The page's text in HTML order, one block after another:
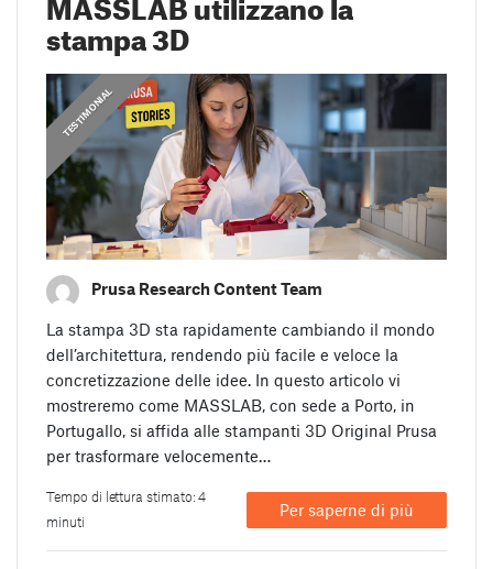
stampa 3D
PRUSA STORIES
TESTIMONIAL
Prusa Research Content Team
La stampa 3D sta rapidamente cambiando il mondo
dell’architettura, rendendo più facile e veloce la
concretizzazione delle idee. In questo articolo vi
mostreremo come MASSLAB, con sede a Porto, in
Portugallo, si affida alle stampanti 3D Original Prusa
per trasformare velocemente…
Tempo di lettura stimato: 4
minuti
Per saperne di più